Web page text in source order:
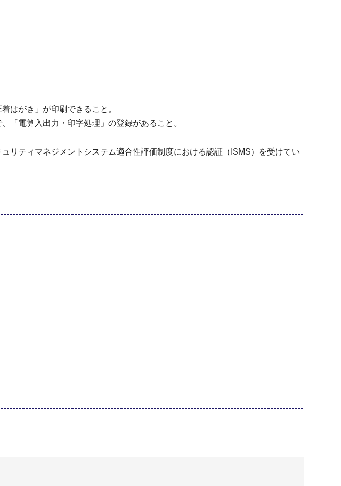
はがき」が印刷できること。
「電算入出力・印字処理」の登録があること。
リティマネジメントシステム適合性評価制度における認証（ISMS）を受けてい